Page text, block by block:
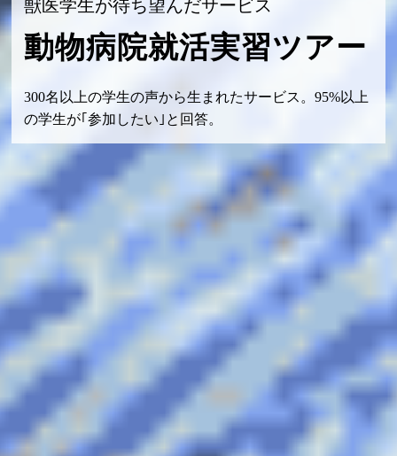
獣医学生が待ち望んだサービス
動物病院就活実習ツアー
300名以上の学生の声から生まれたサービス。95%以上
の学生が｢参加したい｣と回答。